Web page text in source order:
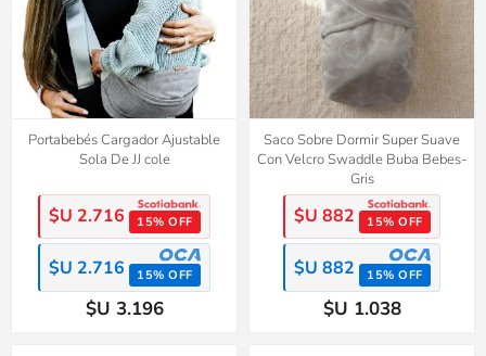
Portabebés Cargador Ajustable
Sola De JJ cole
$U 2.716 15% OFF
$U 2.716 15% OFF
$U 3.196
Saco Sobre Dormir Super Suave
Con Velcro Swaddle Buba Bebes-
Gris
$U 882 15% OFF
$U 882 15% OFF
$U 1.038